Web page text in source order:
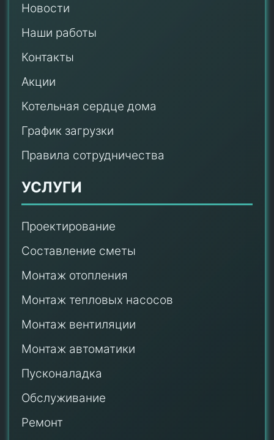
Новости
Наши работы
Контакты
Акции
Котельная сердце дома
График загрузки
Правила сотрудничества
УСЛУГИ
Проектирование
Составление сметы
Монтаж отопления
Монтаж тепловых насосов
Монтаж вентиляции
Монтаж автоматики
Пусконаладка
Обслуживание
Ремонт